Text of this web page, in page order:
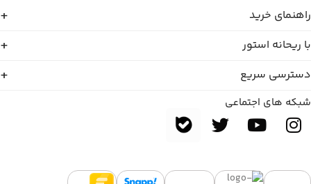
راهنمای خرید
با ریحانه استور
دسترسی سریع
شبکه های اجتماعی